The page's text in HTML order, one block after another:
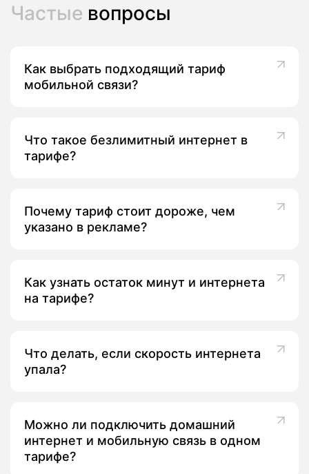
Частые вопросы
Как выбрать подходящий тариф
мобильной связи?
Что такое безлимитный интернет в
тарифе?
Почему тариф стоит дороже, чем
указано в рекламе?
Как узнать остаток минут и интернета
на тарифе?
Что делать, если скорость интернета
упала?
Можно ли подключить домашний
интернет и мобильную связь в одном
тарифе?